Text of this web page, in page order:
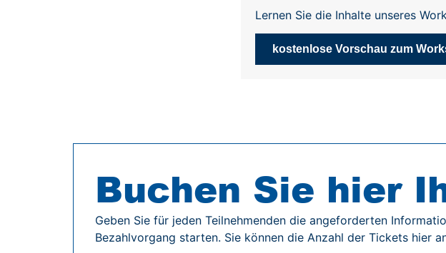
Lernen Sie die Inhalte unseres
kostenlose Vorschau zum
Buchen Sie hier
Geben Sie für jeden Teilnehmenden die angeforderten
Bezahlvorgang starten. Sie können die Anzahl der Tickets hier